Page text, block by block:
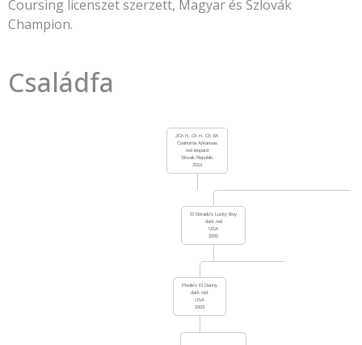
Coursing licenszet szerzett, Magyar és Szlovák
Champion.
Családfa
JCh H, Ch H, Ch SK
Coahoma Arkansas
red leopard
Slovak Republic
2010
El Dorado’s Lucky Boy
dark red
USA
2005
Pinole’s El Danny
dark red
USA
2003